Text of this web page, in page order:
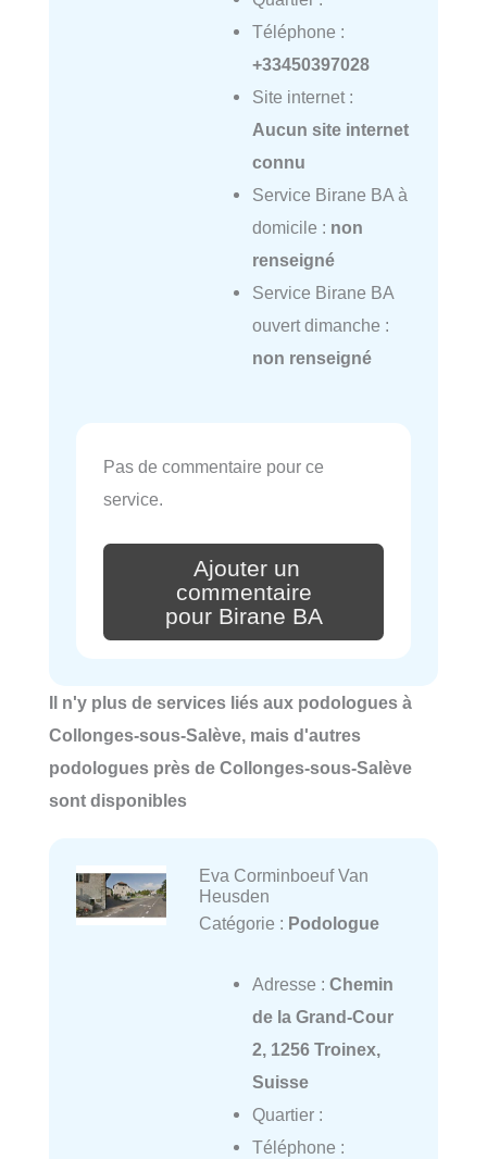
Téléphone :
+33450397028
Site internet :
Aucun site internet
connu
Service Birane BA à
domicile : non
renseigné
Service Birane BA
ouvert dimanche :
non renseigné
Pas de commentaire pour ce
service.
Ajouter un
commentaire
pour Birane BA
Il n'y plus de services liés aux podologues à
Collonges-sous-Salève, mais d'autres
podologues près de Collonges-sous-Salève
sont disponibles
Eva Corminboeuf Van
Heusden
Catégorie : Podologue
Adresse : Chemin
de la Grand-Cour
2, 1256 Troinex,
Suisse
Quartier :
Téléphone :